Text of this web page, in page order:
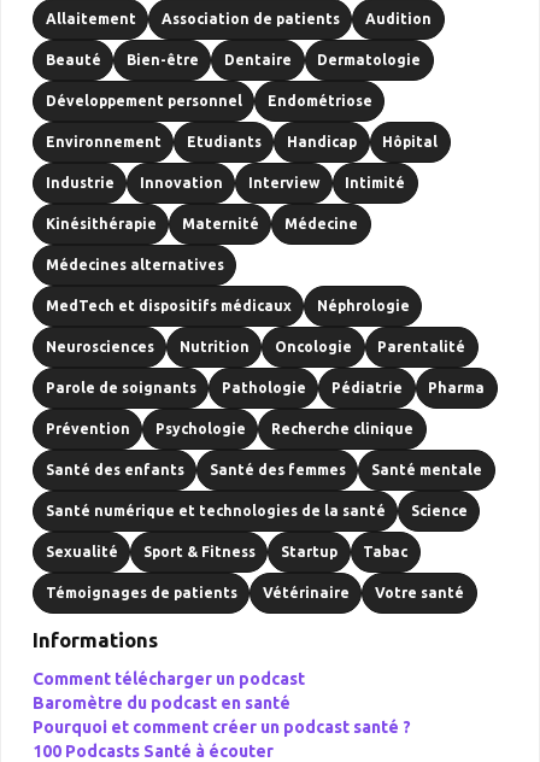
Allaitement Association de patients Audition
Beauté Bien-être Dentaire Dermatologie
Développement personnel Endométriose
Environnement Etudiants Handicap Hôpital
Industrie Innovation Interview Intimité
Kinésithérapie Maternité Médecine
Médecines alternatives
MedTech et dispositifs médicaux Néphrologie
Neurosciences Nutrition Oncologie Parentalité
Parole de soignants Pathologie Pédiatrie Pharma
Prévention Psychologie Recherche clinique
Santé des enfants Santé des femmes Santé mentale
Santé numérique et technologies de la santé Science
Sexualité Sport & Fitness Startup Tabac
Témoignages de patients Vétérinaire Votre santé
Informations
Comment télécharger un podcast
Baromètre du podcast en santé
Pourquoi et comment créer un podcast santé ?
100 Podcasts Santé à écouter